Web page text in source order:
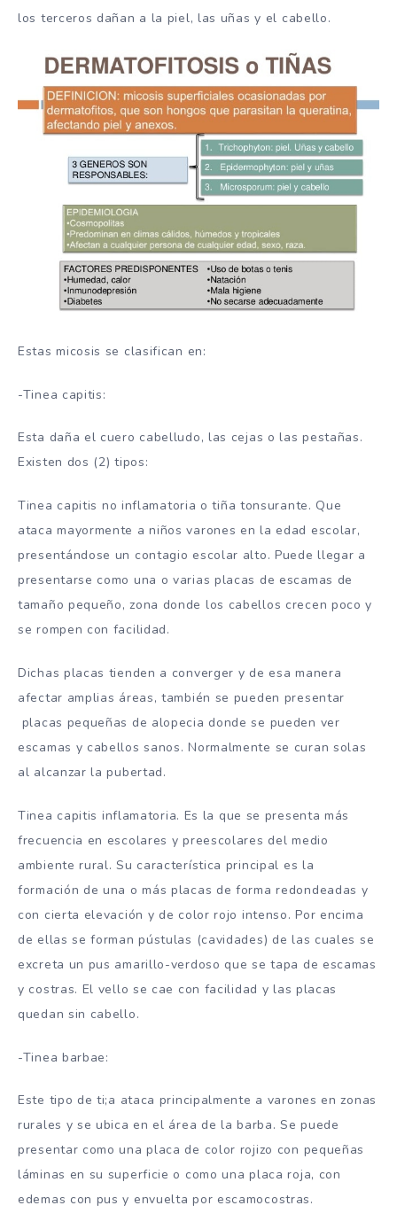
los terceros dañan a la piel, las uñas y el cabello.
Estas micosis se clasifican en:
-Tinea capitis:
Esta daña el cuero cabelludo, las cejas o las pestañas.
Existen dos (2) tipos:
Tinea capitis no inflamatoria o tiña tonsurante. Que
ataca mayormente a niños varones en la edad escolar,
presentándose un contagio escolar alto. Puede llegar a
presentarse como una o varias placas de escamas de
tamaño pequeño, zona donde los cabellos crecen poco y
se rompen con facilidad.
Dichas placas tienden a converger y de esa manera
afectar amplias áreas, también se pueden presentar
placas pequeñas de alopecia donde se pueden ver
escamas y cabellos sanos. Normalmente se curan solas
al alcanzar la pubertad.
Tinea capitis inflamatoria. Es la que se presenta más
frecuencia en escolares y preescolares del medio
ambiente rural. Su característica principal es la
formación de una o más placas de forma redondeadas y
con cierta elevación y de color rojo intenso. Por encima
de ellas se forman pústulas (cavidades) de las cuales se
excreta un pus amarillo-verdoso que se tapa de escamas
y costras. El vello se cae con facilidad y las placas
quedan sin cabello.
-Tinea barbae:
Este tipo de ti;a ataca principalmente a varones en zonas
rurales y se ubica en el área de la barba. Se puede
presentar como una placa de color rojizo con pequeñas
láminas en su superficie o como una placa roja, con
edemas con pus y envuelta por escamocostras.